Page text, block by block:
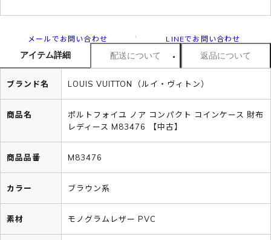
メールでお問い合わせ LINEでお問い合わせ
アイテム詳細 配送について 返品について
ブランド名 LOUIS VUITTON（ルイ・ヴィトン）
商品名
ポルトフォイユ ノア コンパクト コインケース 財布
レディース M83476 【中古】
商品品番 M83476
カラー ブラウン系
素材 モノグラムレザー PVC